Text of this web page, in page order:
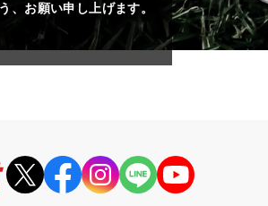
、お願い申し上げます。